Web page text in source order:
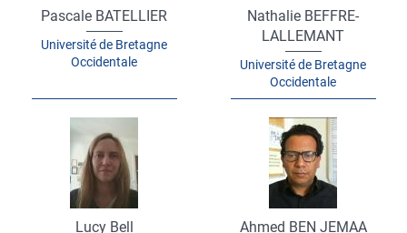
Pascale BATELLIER
Université de Bretagne
Occidentale
Nathalie BEFFRE-
LALLEMANT
Université de Bretagne
Occidentale
Lucy Bell Ahmed BEN JEMAA